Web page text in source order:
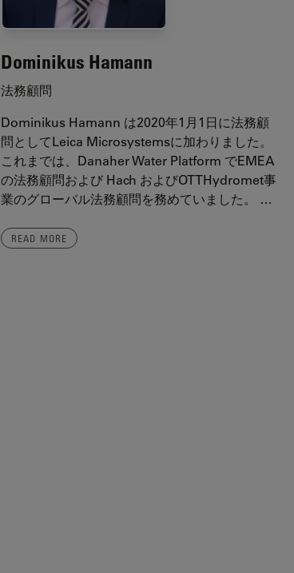
Dominikus Hamann
法務顧問
Dominikus Hamann は2020年1月1日に法務顧
問としてLeica Microsystemsに加わりました。
これまでは、Danaher Water Platform でEMEA
の法務顧問および Hach およびOTTHydromet事
業のグローバル法務顧問を務めていました。 …
READ MORE